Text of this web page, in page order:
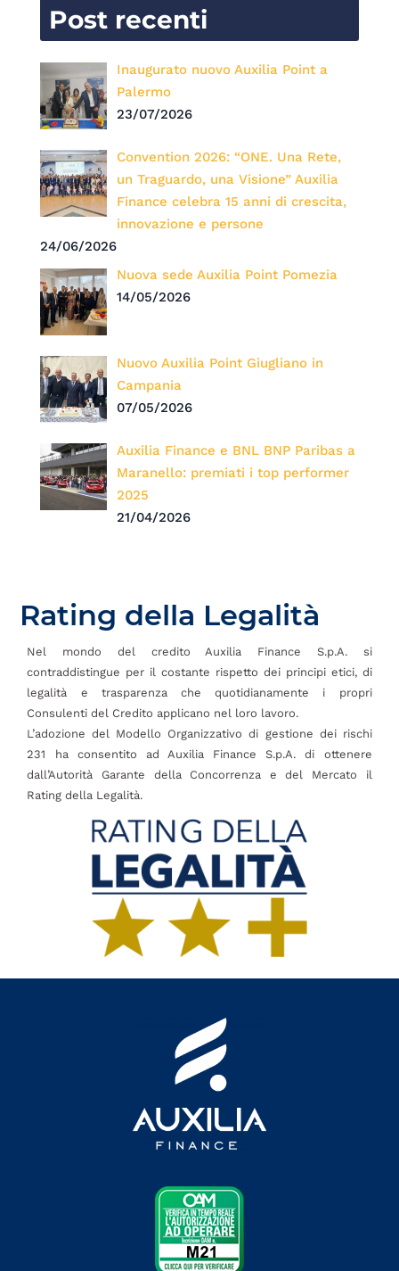
Post recenti
Inaugurato nuovo Auxilia Point a
Palermo
23/07/2026
Convention 2026: “ONE. Una Rete,
un Traguardo, una Visione” Auxilia
Finance celebra 15 anni di crescita,
innovazione e persone
24/06/2026
Nuova sede Auxilia Point Pomezia
14/05/2026
Nuovo Auxilia Point Giugliano in
Campania
07/05/2026
Auxilia Finance e BNL BNP Paribas a
Maranello: premiati i top performer
2025
21/04/2026
Rating della Legalità
Nel mondo del credito Auxilia Finance S.p.A. si
contraddistingue per il costante rispetto dei principi etici, di
legalità e trasparenza che quotidianamente i propri
Consulenti del Credito applicano nel loro lavoro.
L’adozione del Modello Organizzativo di gestione dei rischi
231 ha consentito ad Auxilia Finance S.p.A. di ottenere
dall’Autorità Garante della Concorrenza e del Mercato il
Rating della Legalità.